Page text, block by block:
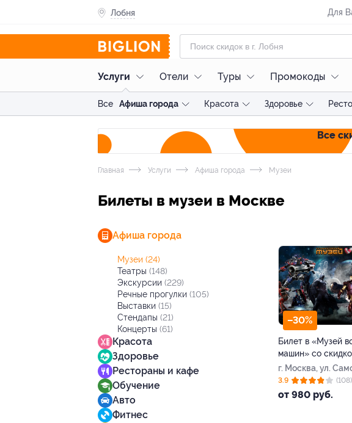
Лобня Для
Услуги Отели Туры Промокоды
Все Афиша города Красота Здоровье
Все
Главная Услуги Афиша города Музеи
Билеты в музеи в Москве
Афиша города
Музеи (24)
Театры (148)
Экскурсии (229)
Речные прогулки (105)
Выставки (15)
Стендапы (21)
Концерты (61)
Красота
Здоровье
Рестораны и кафе
Обучение
Авто
Фитнес
–30%
Билет в «Музей
машин» со
г. Москва, ул.
стр. 34
от 980 руб.
3.9 (108)